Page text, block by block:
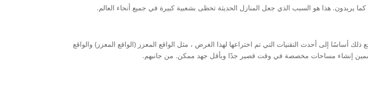
يريدون. هذا هو السبب الذي جعل المنازل الحديثة تحظى بشعبية كبيرة في جميع أنحاء العالم.
إلى أحدث التقنيات التي تم اختراعها لهذا الغرض ، مثل الواقع المعزز (الواقع المعزز) والواقع
للمصممين إنشاء مساحات مخصصة في وقت قصير جدًا وبأقل جهد ممكن. من جانبهم.